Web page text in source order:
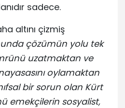
sadece.
altını çizmiş
çözümün yolu tek
uzatmaktan ve
oylamaktan
bir sorun olan Kürt
emekçilerin sosyalist,